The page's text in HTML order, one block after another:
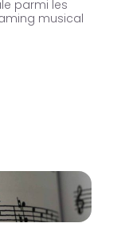
parmi les
musical